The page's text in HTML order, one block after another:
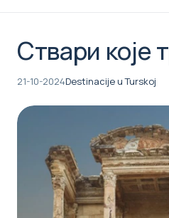
Ствари које
21-10-2024Destinacije u Turskoj